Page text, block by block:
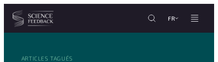
Personnaliser les paramètres de vos cookies
Aller au contenu
FR
ARTICLES TAGUÉS